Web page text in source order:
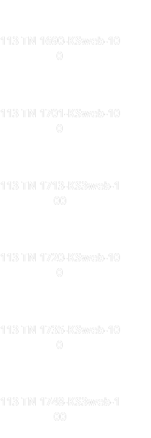
113 TN 1690-KSweb-10
0
113 TN 1701-KSweb-10
0
113 TN 1713-KS3web-1
00
113 TN 1720-KSweb-10
0
113 TN 1735-KSweb-10
0
113 TN 1748-KS3web-1
00